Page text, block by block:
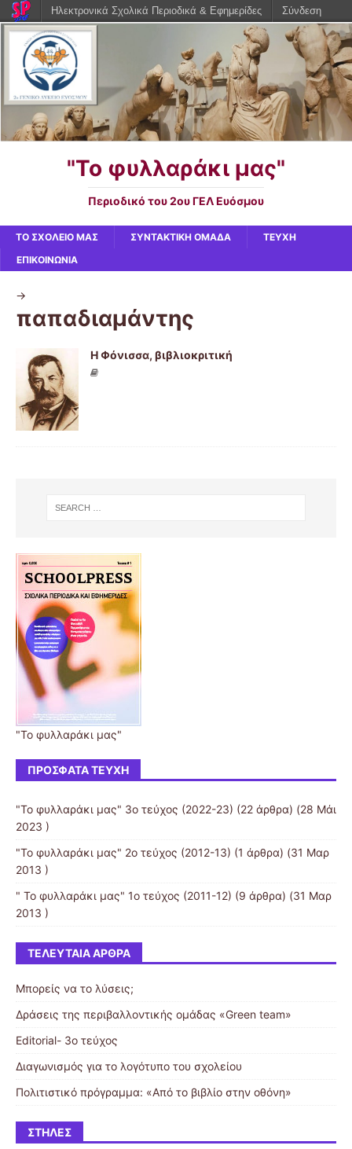
"Το φυλλαράκι μας"
Περιοδικό του 2ου ΓΕΛ Ευόσμου
ΤΟ ΣΧΟΛΕΙΟ ΜΑΣ ΣΥΝΤΑΚΤΙΚΗ ΟΜΑΔΑ
ΤΕΥΧΗ
ΕΠΙΚΟΙΝΩΝΙΑ
->
παπαδιαμάντης
Η Φόνισσα, βιβλιοκριτική
"Το φυλλαράκι μας"
ΠΡΌΣΦΑΤΑ ΤΕΎΧΗ
"Το φυλλαράκι μας" 3ο τεύχος (2022-23) (22 άρθρα) (28 Μάι
2023 )
"Το φυλλαράκι μας" 2ο τεύχος (2012-13) (1 άρθρα) (31 Μαρ
2013 )
" Το φυλλαράκι μας" 1ο τεύχος (2011-12) (9 άρθρα) (31 Μαρ
2013 )
ΤΕΛΕΥΤΑΊΑ ΆΡΘΡΑ
Μπορείς να το λύσεις;
Δράσεις της περιβαλλοντικής ομάδας «Green team»
Editorial- 3ο τεύχος
Διαγωνισμός για το λογότυπο του σχολείου
Πολιτιστικό πρόγραμμα: «Από το βιβλίο στην οθόνη»
ΣΤΉΛΕΣ
Ηλεκτρονικά Σχολικά Περιοδικά & Εφημερίδες Σύνδεση